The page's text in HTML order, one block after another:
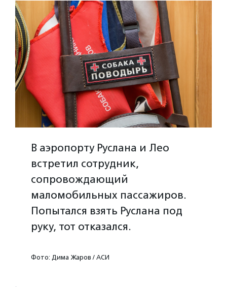
В аэропорту Руслана и Лео
встретил сотрудник,
сопровождающий
маломобильных пассажиров.
Попытался взять Руслана под
руку, тот отказался.
Фото: Дима Жаров / АСИ